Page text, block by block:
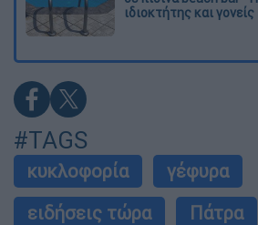
ιδιοκτήτης και γονείς
#TAGS
κυκλοφορία
γέφυρα
ειδήσεις τώρα
Πάτρα